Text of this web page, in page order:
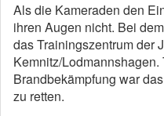
Als die Kameraden den
ihren Augen nicht. Bei
das Trainingszentrum der
Kemnitz/Lodmannshagen.
Brandbekämpfung war
zu retten.